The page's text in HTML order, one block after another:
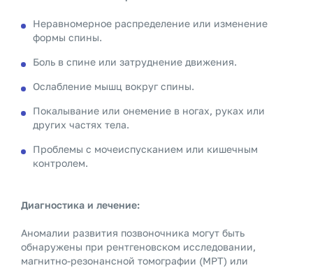
Неравномерное распределение или изменение
формы спины.
Боль в спине или затруднение движения.
Ослабление мышц вокруг спины.
Покалывание или онемение в ногах, руках или
других частях тела.
Проблемы с мочеиспусканием или кишечным
контролем.
Диагностика и лечение:
Аномалии развития позвоночника могут быть
обнаружены при рентгеновском исследовании,
магнитно-резонансной томографии (МРТ) или